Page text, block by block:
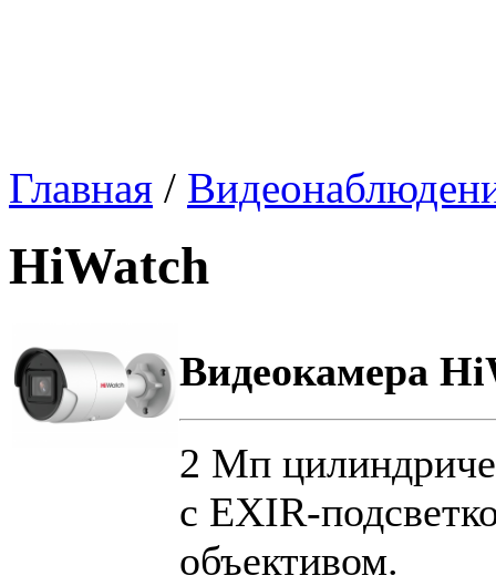
Главная /
HiWatch
Видеокамера
2 Мп
с EXIR-
объективом.